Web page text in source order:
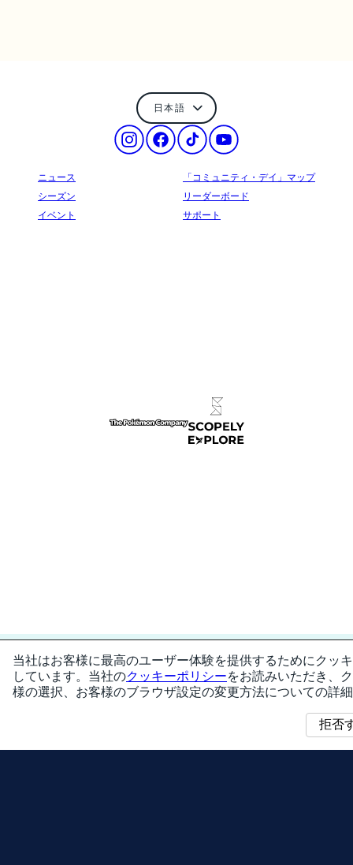
ニュース
シーズン
イベント
「コミュニティ・デイ」マップ
リーダーボード
サポート
サービス利用規約
プライバシーポリシー
当社はお客様に最高のユーザー体験を提供するためにクッ
しています。当社のクッキーポリシーをお読みいただき、
様の選択、お客様のブラウザ設定の変更方法についての詳
拒否